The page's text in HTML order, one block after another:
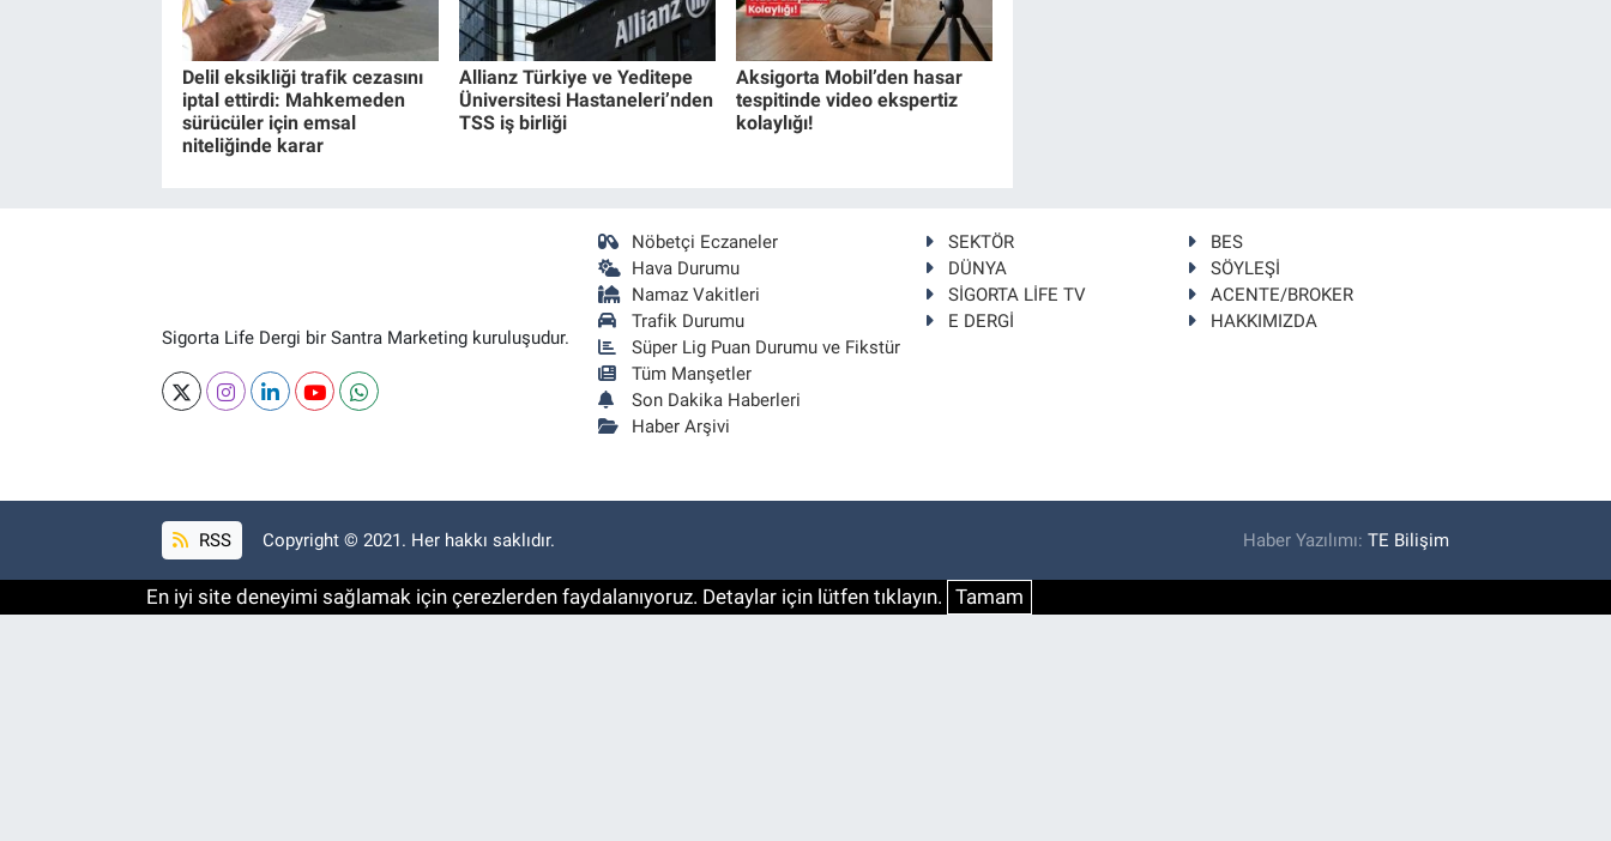
Delil eksikliği trafik cezasını
iptal ettirdi: Mahkemeden
sürücüler için emsal
niteliğinde karar
Allianz Türkiye ve Yeditepe
Üniversitesi Hastaneleri’nden
TSS iş birliği
Aksigorta Mobil’den hasar
tespitinde video ekspertiz
kolaylığı!
Sigorta Life Dergi bir Santra Marketing kuruluşudur.
Nöbetçi Eczaneler
Hava Durumu
Namaz Vakitleri
Trafik Durumu
Süper Lig Puan Durumu ve Fikstür
Tüm Manşetler
Son Dakika Haberleri
Haber Arşivi
SEKTÖR
BES
DÜNYA
SÖYLEŞİ
SİGORTA LİFE TV
ACENTE/BROKER
E DERGİ
HAKKIMIZDA
RSS Copyright © 2021. Her hakkı saklıdır. Haber Yazılımı:TE Bilişim
En iyi site deneyimi sağlamak için çerezlerden faydalanıyoruz. Detaylar için lütfen tıklayın. Tamam